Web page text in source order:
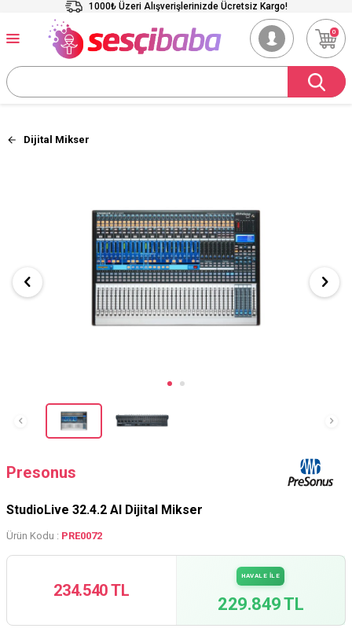
1000₺ Üzeri Alışverişlerinizde Ücretsiz Kargo!
0
Dijital Mikser
Presonus
StudioLive 32.4.2 AI Dijital Mikser
Ürün Kodu : PRE0072
234.540 TL
HAVALE İLE
229.849 TL